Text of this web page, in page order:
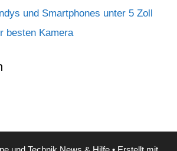
und Smartphones unter 5 Zoll
besten Kamera